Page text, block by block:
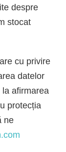
despre
stocat
cu privire
datelor
afirmarea
protecția
ne